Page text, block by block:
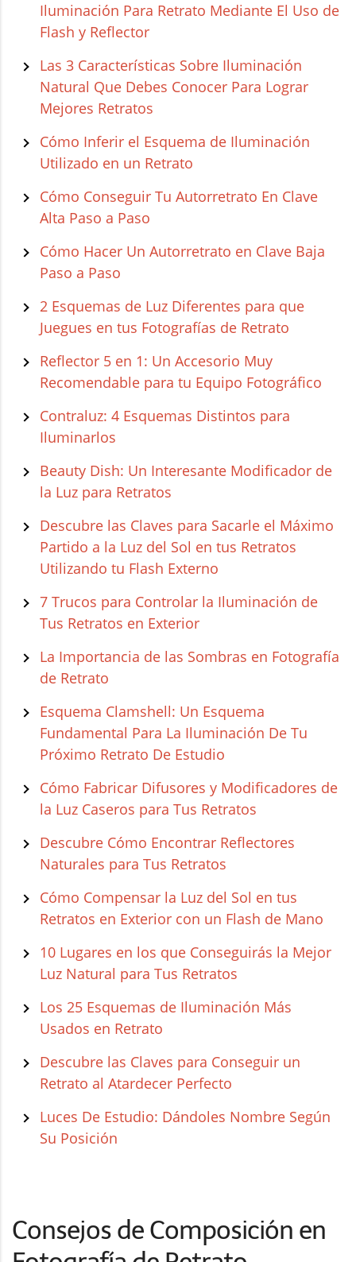
Iluminación Para Retrato Mediante El Uso de
Flash y Reflector
Las 3 Características Sobre Iluminación
Natural Que Debes Conocer Para Lograr
Mejores Retratos
Cómo Inferir el Esquema de Iluminación
Utilizado en un Retrato
Cómo Conseguir Tu Autorretrato En Clave
Alta Paso a Paso
Cómo Hacer Un Autorretrato en Clave Baja
Paso a Paso
2 Esquemas de Luz Diferentes para que
Juegues en tus Fotografías de Retrato
Reflector 5 en 1: Un Accesorio Muy
Recomendable para tu Equipo Fotográfico
Contraluz: 4 Esquemas Distintos para
Iluminarlos
Beauty Dish: Un Interesante Modificador de
la Luz para Retratos
Descubre las Claves para Sacarle el Máximo
Partido a la Luz del Sol en tus Retratos
Utilizando tu Flash Externo
7 Trucos para Controlar la Iluminación de
Tus Retratos en Exterior
La Importancia de las Sombras en Fotografía
de Retrato
Esquema Clamshell: Un Esquema
Fundamental Para La Iluminación De Tu
Próximo Retrato De Estudio
Cómo Fabricar Difusores y Modificadores de
la Luz Caseros para Tus Retratos
Descubre Cómo Encontrar Reflectores
Naturales para Tus Retratos
Cómo Compensar la Luz del Sol en tus
Retratos en Exterior con un Flash de Mano
10 Lugares en los que Conseguirás la Mejor
Luz Natural para Tus Retratos
Los 25 Esquemas de Iluminación Más
Usados en Retrato
Descubre las Claves para Conseguir un
Retrato al Atardecer Perfecto
Luces De Estudio: Dándoles Nombre Según
Su Posición
Consejos de Composición en